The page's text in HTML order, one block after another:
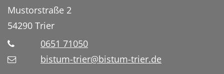
Mustorstraße 2
54290 Trier
0651 71050
bistum-trier@bistum-trier.de